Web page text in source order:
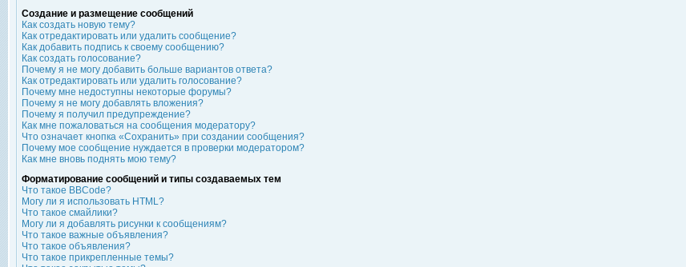
Создание и размещение сообщений
Как создать новую тему?
Как отредактировать или удалить сообщение?
Как добавить подпись к своему сообщению?
Как создать голосование?
Почему я не могу добавить больше вариантов ответа?
Как отредактировать или удалить голосование?
Почему мне недоступны некоторые форумы?
Почему я не могу добавлять вложения?
Почему я получил предупреждение?
Как мне пожаловаться на сообщения модератору?
Что означает кнопка «Сохранить» при создании сообщения?
Почему мое сообщение нуждается в проверки модератором?
Как мне вновь поднять мою тему?
Форматирование сообщений и типы создаваемых тем
Что такое BBCode?
Могу ли я использовать HTML?
Что такое смайлики?
Могу ли я добавлять рисунки к сообщениям?
Что такое важные объявления?
Что такое объявления?
Что такое прикрепленные темы?